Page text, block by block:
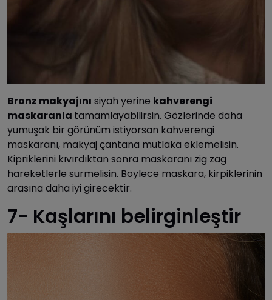
Bronz makyajını siyah yerine kahverengi
maskaranla tamamlayabilirsin. Gözlerinde daha
yumuşak bir görünüm istiyorsan kahverengi
maskaranı, makyaj çantana mutlaka eklemelisin.
Kipriklerini kıvırdıktan sonra maskaranı zig zag
hareketlerle sürmelisin. Böylece maskara, kirpiklerinin
arasına daha iyi girecektir.
7- Kaşlarını belirginleştir